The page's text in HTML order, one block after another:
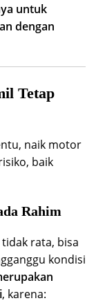
untuk
dengan
Tetap
naik motor
baik
Rahim
rata, bisa
kondisi
, karena: